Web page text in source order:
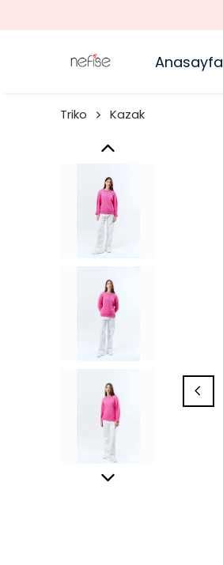
Anasayfa
Triko Kazak